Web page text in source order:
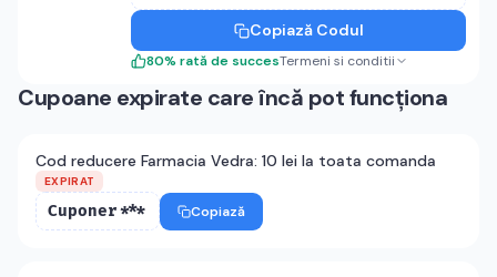
Copiază Codul
80% rată de succesTermeni si conditii
Cupoane expirate care încă pot funcționa
Cod reducere Farmacia Vedra: 10 lei la toata comanda
EXPIRAT
Cuponer*** Copiază